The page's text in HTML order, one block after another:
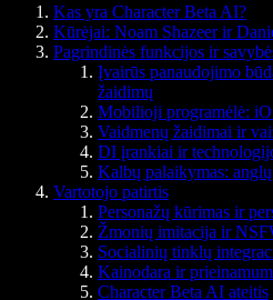
Kas yra Character Beta AI?
Kūrėjai: Noam Shazeer ir
Pagrindinės funkcijos ir
Įvairūs panaudojimo
žaidimų
Mobilioji programėlė:
Vaidmenų žaidimai ir
DI įrankiai ir
Kalbų palaikymas:
Vartotojo patirtis
Personažų kūrimas ir
Žmonių imitacija ir
Socialinių tinklų
Kainodara ir
Character Beta AI ateitis